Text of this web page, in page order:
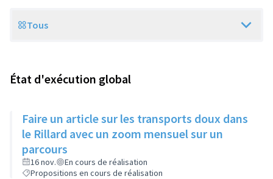
Scope
Tous
État d'exécution global
Faire un article sur les transports doux dans
le Rillard avec un zoom mensuel sur un
parcours
16 nov.
En cours de réalisation
Propositions en cours de réalisation